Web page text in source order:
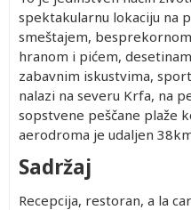
spektakularnu lokaciju na
smeštajem,
hranom i pićem,
zabavnim iskustvima,
nalazi na severu Krfa, na
sopstvene peščane plaže
aerodroma je udaljen
Sadržaj
Recepcija, restoran, a la